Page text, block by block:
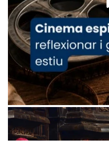
Arquebisbat de
1 week ago
«Avui les santes
ajuden a alçar la
Mons. Sergi Gordo,
presidit aquest 27 de
Santes de Mataró.
🔗tinyurl.com/
📸 J. Merino